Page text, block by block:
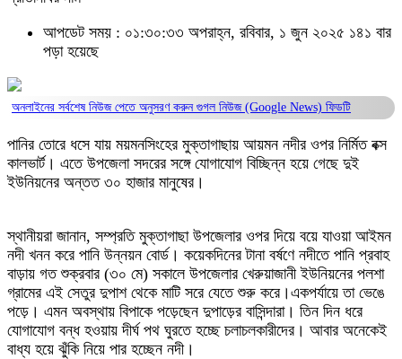
আপডেট সময় : ০১:৩০:৩৩ অপরাহ্ন, রবিবার, ১ জুন ২০২৫ ১৪১ বার
পড়া হয়েছে
অনলাইনের সর্বশেষ নিউজ পেতে অনুসরণ করুন গুগল নিউজ (Google News) ফিডটি
পানির তোরে ধসে যায় ময়মনসিংহের মুক্তাগাছায় আয়মন নদীর ওপর নির্মিত বক্স
কালভার্ট। এতে উপজেলা সদরের সঙ্গে যোগাযোগ বিচ্ছিন্ন হয়ে গেছে দুই
ইউনিয়নের অন্তত ৩০ হাজার মানুষের।
স্থানীয়রা জানান, সম্প্রতি মুক্তাগাছা উপজেলার ওপর দিয়ে বয়ে যাওয়া আইমন
নদী খনন করে পানি উন্নয়ন বোর্ড। কয়েকদিনের টানা বর্ষণে নদীতে পানি প্রবাহ
বাড়ায় গত শুক্রবার (৩০ মে) সকালে উপজেলার খেরুয়াজানী ইউনিয়নের পলশা
গ্রামের এই সেতুর দুপাশ থেকে মাটি সরে যেতে শুরু করে।একপর্যায়ে তা ভেঙে
পড়ে। এমন অবস্থায় বিপাকে পড়েছেন দুপাড়ের বাসিন্দারা। তিন দিন ধরে
যোগাযোগ বন্ধ হওয়ায় দীর্ঘ পথ ঘুরতে হচ্ছে চলাচলকারীদের। আবার অনেকেই
বাধ্য হয়ে ঝুঁকি নিয়ে পার হচ্ছেন নদী।